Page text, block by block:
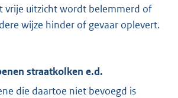
vrije uitzicht wordt belemmerd of
wijze hinder of gevaar oplevert.
straatkolken e.d.
die daartoe niet bevoegd is